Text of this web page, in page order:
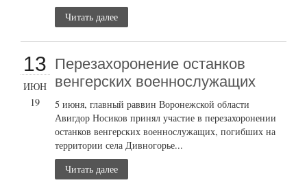
Читать далее
13
ИЮН
19
Перезахоронение останков
венгерских военнослужащих
5 июня, главный раввин Воронежской области
Авигдор Носиков принял участие в перезахоронении
останков венгерских военнослужащих, погибших на
территории села Дивногорье...
Читать далее